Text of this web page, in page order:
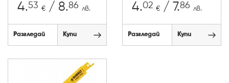
4.53 € / 8.86 лв.
Разгледай Купи
4.02 € / 7.86 лв.
Разгледай Купи